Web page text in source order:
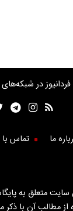
فردانیوز در
ما تماس با
متعلق به
از مطالب آن با ذکر